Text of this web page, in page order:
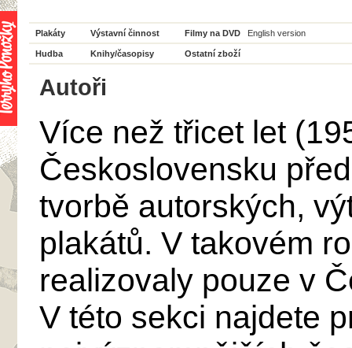
Plakáty Výstavní činnost Filmy na DVD English version
Hudba Knihy/časopisy Ostatní zboží
Autoři
Více než třicet let
Československu
tvorbě autorských,
plakátů. V takovém
realizovaly pouze v
V této sekci najdete